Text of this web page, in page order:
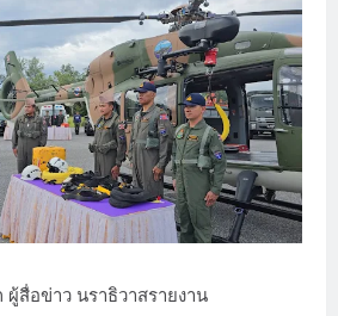
สื่อข่าว นราธิวาสรายงาน